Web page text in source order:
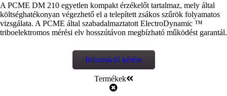
A PCME DM 210 egyetlen kompakt érzékelőt tartalmaz, mely által
költséghatékonyan végezhető el a telepített zsákos szűrök folyamatos
vizsgálata. A PCME által szabadalmaztatott ElectroDynamic ™
triboelektromos mérési elv hosszútávon megbízható működést garantál.
Információ kérése
Termékek